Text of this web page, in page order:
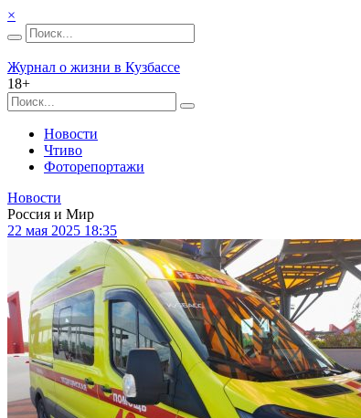
×
Журнал о жизни в Кузбассе
18+
Новости
Чтиво
Фоторепортажи
Новости
Россия и Мир
22 мая 2025 18:35